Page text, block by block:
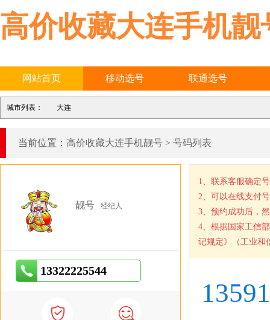
高价收藏大连手机靓
网站首页 移动选号 联通选号
城市列表： 大连
当前位置： 高价收藏大连手机靓号 > 号码列表
1、联系客服确定
2、可以在线支付
3、预约成功后，
4、根据国家工信
记规定》（工业和
靓号 经纪人
13322225544